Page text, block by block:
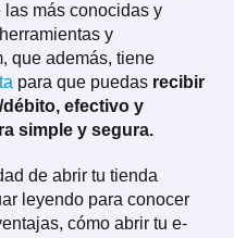
más conocidas y
y
que además, tiene
para que puedas recibir
efectivo y
simple y segura.
de abrir tu tienda
leyendo para conocer
cómo abrir tu e-